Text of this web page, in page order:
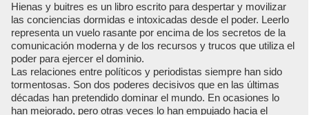
Hienas y buitres es un libro escrito para despertar y movilizar
las conciencias dormidas e intoxicadas desde el poder. Leerlo
representa un vuelo rasante por encima de los secretos de la
comunicación moderna y de los recursos y trucos que utiliza el
poder para ejercer el dominio.
Las relaciones entre políticos y periodistas siempre han sido
tormentosas. Son dos poderes decisivos que en las últimas
décadas han pretendido dominar el mundo. En ocasiones lo
han mejorado, pero otras veces lo han empujado hacia el